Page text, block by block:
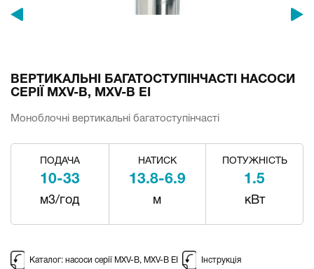
ВЕРТИКАЛЬНІ БАГАТОСТУПІНЧАСТІ НАСОСИ
СЕРІЇ MXV-B, MXV-B EI
Моноблочні вертикальні багатоступінчасті
ПОДАЧА
10-33
м3/год
НАТИСК
13.8-6.9
м
ПОТУЖНІСТЬ
1.5
кВт
Каталог: насоси серії MXV-B, MXV-B EI Інструкція